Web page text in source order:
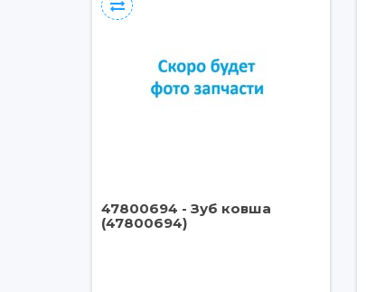
47800694 - Зуб ковша
(47800694)